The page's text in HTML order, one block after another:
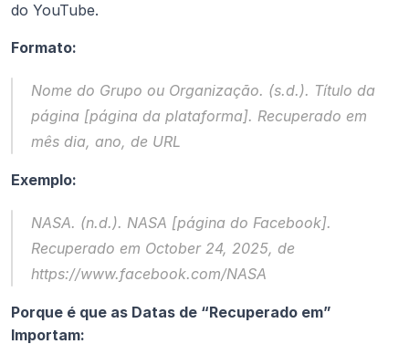
do YouTube.
Formato:
Nome do Grupo ou Organização. (s.d.). Título da
página [página da plataforma]. Recuperado em
mês dia, ano, de URL
Exemplo:
NASA. (n.d.). NASA [página do Facebook].
Recuperado em October 24, 2025, de
https://www.facebook.com/NASA
Porque é que as Datas de “Recuperado em”
Importam: